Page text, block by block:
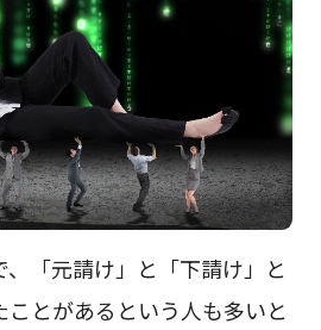
「元請け」と「下請け」と
とがあるという人も多いと